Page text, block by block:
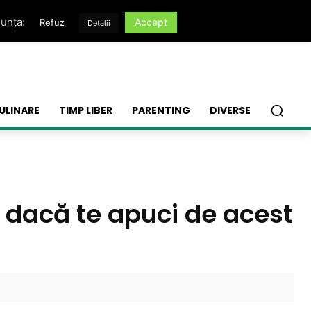
TIMP LIBER PARENTING DIVERSE
te apuci de acest
Refuz Detalii Accept